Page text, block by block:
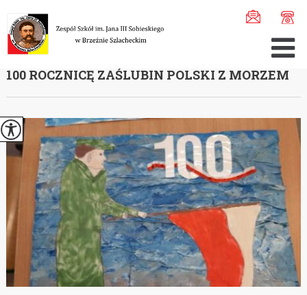
11 listopada Święto ...
11 LISTOPADA ŚWIĘTO NIEPODLEGŁOŚCI-W
100 ROCZNICĘ ZAŚLUBIN POLSKI Z MORZEM